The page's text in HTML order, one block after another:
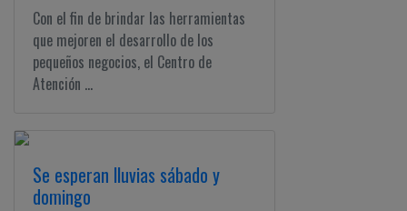
Con el fin de brindar las herramientas
que mejoren el desarrollo de los
pequeños negocios, el Centro de
Atención ...
Se esperan lluvias sábado y
domingo